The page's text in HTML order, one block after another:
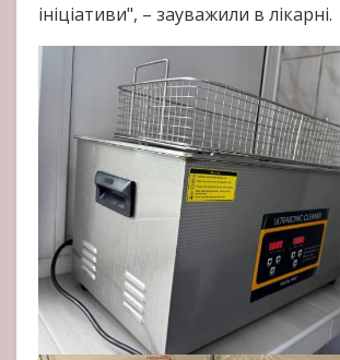
ініціативи", – зауважили в лікарні.